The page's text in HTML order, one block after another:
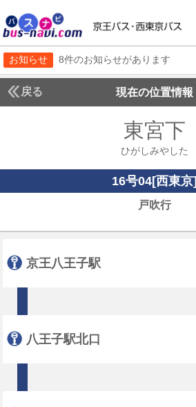
お知らせ 8件のお知らせがあります
戻る 現在の位置情報
東宮下
ひがしみやした
16号04[西東京]
戸吹行
京王八王子駅
八王子駅北口